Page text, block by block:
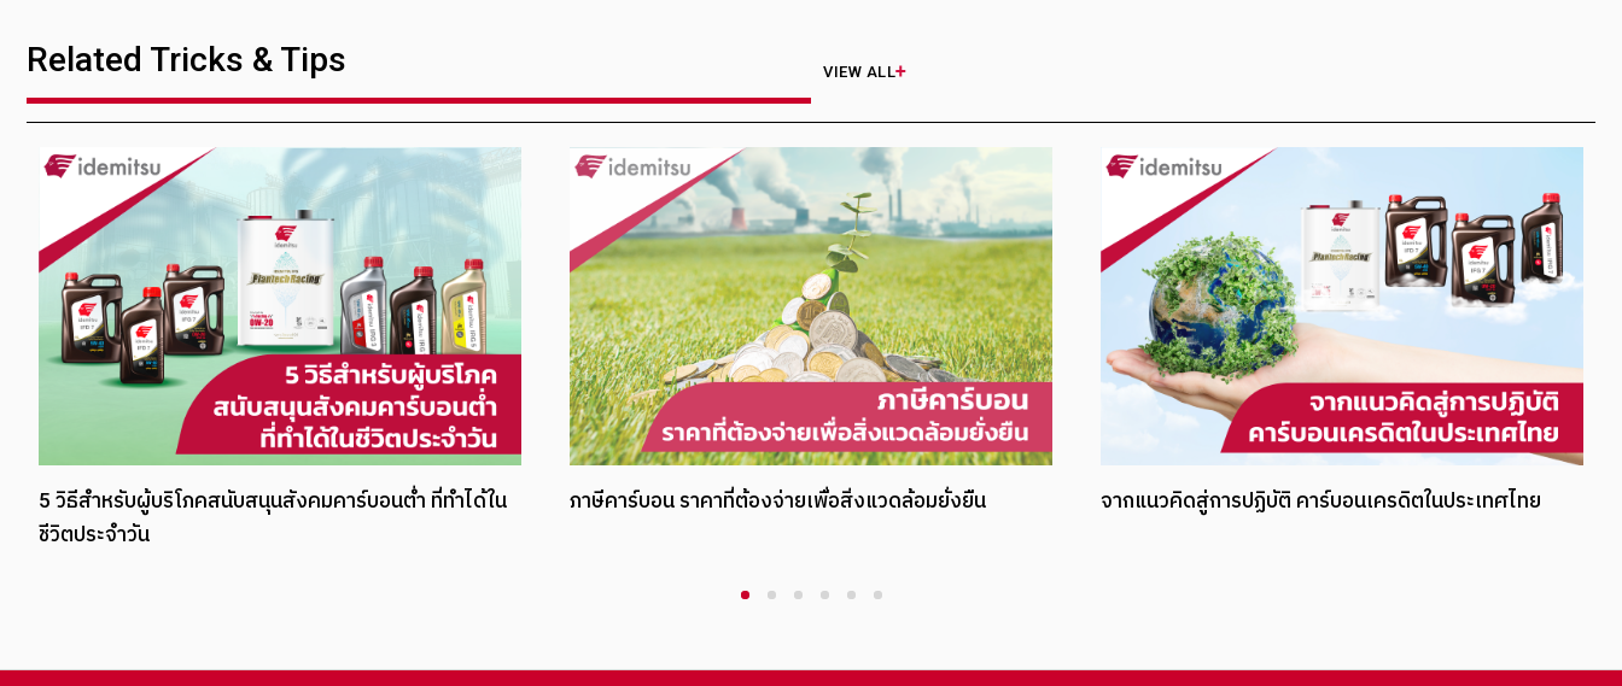
Related Tricks & Tips VIEW ALL
ภาษีคาร์บอน ราคาที่ต้องจ่ายเพื่อสิ่งแวดล้อมยั่งยืน จากแนวคิดสู่การปฏิบัติ คาร์บอนเครดิตในประเทศไทย นานาเทคโนโลยีที่สนับสนุนสังคมคาร์บอนต่ำ